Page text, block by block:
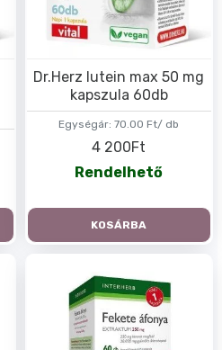
Egységár: 70.00 Ft/ db
Dr.Herz lutein max 50 mg
kapszula 60db
4 200Ft
Rendelhető
KOSÁRBA